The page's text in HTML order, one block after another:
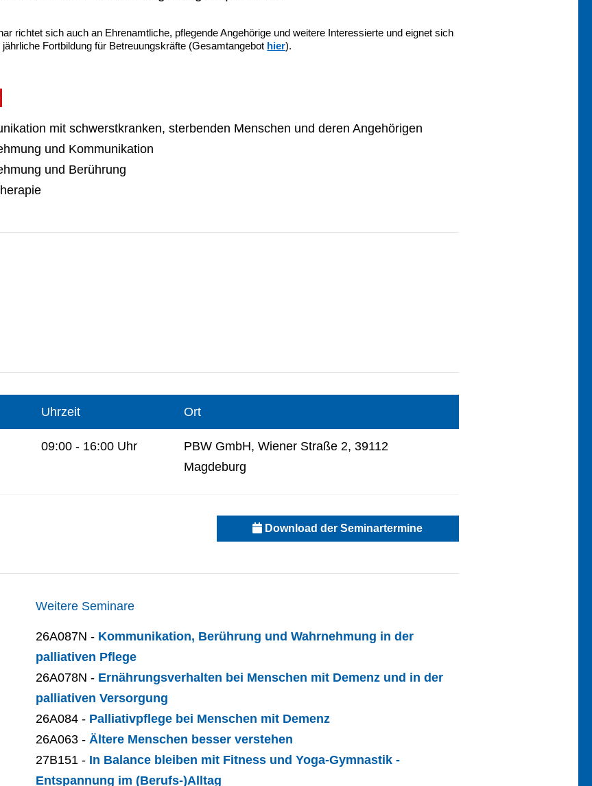
richtet sich auch an Ehrenamtliche, pflegende Angehörige und weitere Interessierte und eignet sich
Fortbildung für Betreuungskräfte (Gesamtangebot hier).
mit schwerstkranken, sterbenden Menschen und deren Angehörigen
und Kommunikation
und Berührung
Uhrzeit Ort
09:00 - 16:00 Uhr
PBW GmbH, Wiener Straße 2, 39112
Magdeburg
Download der Seminartermine
Weitere Seminare
26A087N - Kommunikation, Berührung und Wahrnehmung in der
palliativen Pflege
26A078N - Ernährungsverhalten bei Menschen mit Demenz und in der
palliativen Versorgung
26A084 - Palliativpflege bei Menschen mit Demenz
26A063 -Ältere Menschen besser verstehen
27B151 - In Balance bleiben mit Fitness und Yoga-Gymnastik -
Entspannung im (Berufs-)Alltag